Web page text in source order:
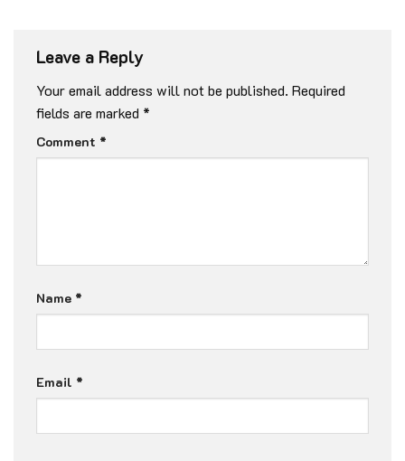
Leave a Reply
Your email address will not be published. Required
fields are marked *
Comment *
Name *
Email *